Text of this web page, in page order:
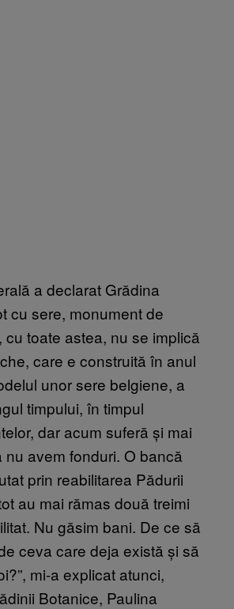
a declarat Grădina
cu sere, monument de
cu toate astea, nu se implică
care e construită în anul
unor sere belgiene, a
timpului, în timpul
dar acum suferă și mai
nu avem fonduri. O bancă
prin reabilitarea Pădurii
au mai rămas două treimi
Nu găsim bani. De ce să
ceva care deja există și să
mi-a explicat atunci,
Botanice, Paulina